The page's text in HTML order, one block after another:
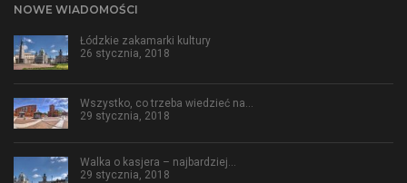
NOWE WIADOMOŚCI
Łódzkie zakamarki kultury
26 stycznia, 2018
Wszystko, co trzeba wiedzieć na…
29 stycznia, 2018
Walka o kasjera – najbardziej…
29 stycznia, 2018